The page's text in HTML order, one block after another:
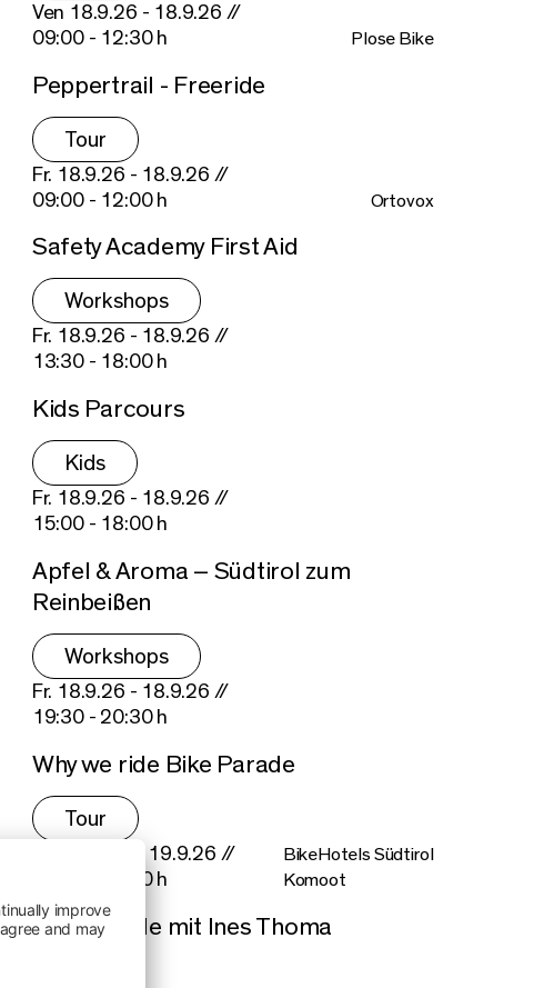
Ven 18.9.26 - 18.9.26 //
09:00 - 12:30 h
Plose Bike
Peppertrail - Freeride
Tour
Fr. 18.9.26 - 18.9.26 //
09:00 - 12:00 h
Ortovox
Safety Academy First Aid
Workshops
Fr. 18.9.26 - 18.9.26 //
13:30 - 18:00 h
Kids Parcours
Kids
Fr. 18.9.26 - 18.9.26 //
15:00 - 18:00 h
Apfel & Aroma – Südtirol zum
Reinbeißen
Workshops
Fr. 18.9.26 - 18.9.26 //
19:30 - 20:30 h
Why we ride Bike Parade
Tour
Sa. 19.9.26 - 19.9.26 //
09:00 - 12:00 h
BikeHotels Südtirol
Komoot
Coffee Ride mit Ines Thoma